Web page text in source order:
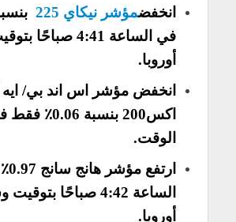
انخفضمؤشر نيكاي 225
في الساعة 4:41
أوروبا.
انخفض مؤشر اس اند بي/
اكس200 بنسبة
الوقت.
الساعة 4:42 صباحًا
أوروبا.